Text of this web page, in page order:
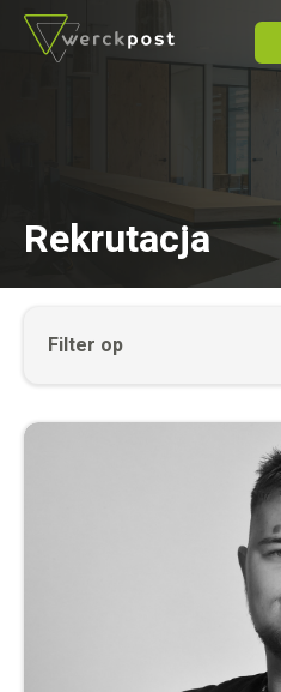
Rekrutacja
Filter op
Filter